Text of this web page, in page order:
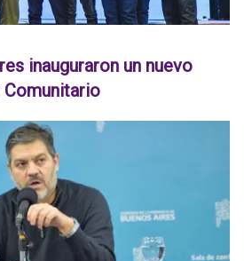
inauguraron un nuevo